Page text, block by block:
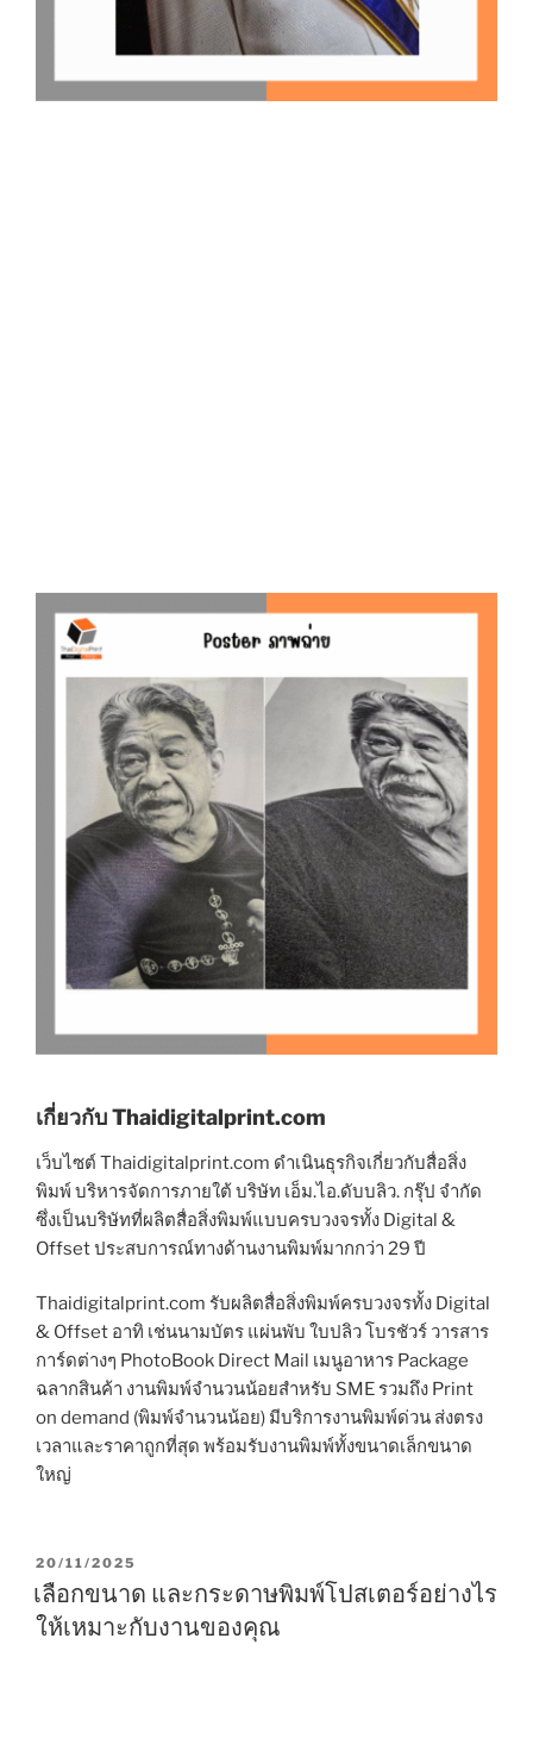
เกี่ยวกับ Thaidigitalprint.com
เว็บไซต์ Thaidigitalprint.com ดำเนินธุรกิจเกี่ยวกับสื่อสิ่ง
พิมพ์ บริหารจัดการภายใต้ บริษัท เอ็ม.ไอ.ดับบลิว. กรุ๊ป จำกัด
ซึ่งเป็นบริษัทที่ผลิตสื่อสิ่งพิมพ์แบบครบวงจรทั้ง Digital &
Offset ประสบการณ์ทางด้านงานพิมพ์มากกว่า 29 ปี
Thaidigitalprint.com รับผลิตสื่อสิ่งพิมพ์ครบวงจรทั้ง Digital
& Offset อาทิ เช่นนามบัตร แผ่นพับ ใบปลิว โบรชัวร์ วารสาร
การ์ดต่างๆ PhotoBook Direct Mail เมนูอาหาร Package
ฉลากสินค้า งานพิมพ์จำนวนน้อยสำหรับ SME รวมถึง Print
on demand (พิมพ์จำนวนน้อย) มีบริการงานพิมพ์ด่วน ส่งตรง
เวลาและราคาถูกที่สุด พร้อมรับงานพิมพ์ทั้งขนาดเล็กขนาด
ใหญ่
P
O
S
T
20/11/2025
เลือกขนาด และกระดาษพิมพ์โปสเตอร์อย่างไร
ให้เหมาะกับงานของคุณ